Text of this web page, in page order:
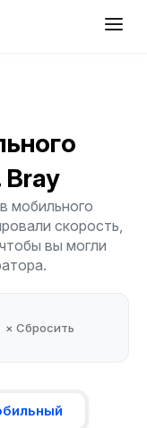
Bray
мобильного
скорость,
вы могли
× Сбросить